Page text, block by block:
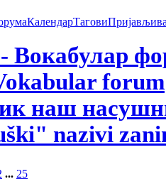
КалендарТагови
Вокабулар
forum
наш
nazivi
... 25